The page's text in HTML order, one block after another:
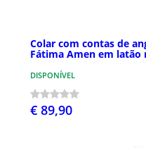
Colar com contas de
Fátima Amen em latão
DISPONÍVEL
€ 89,90